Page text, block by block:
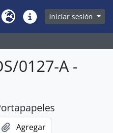
Idioma Enlaces rápidos
Iniciar sesión
0127-A -
Agregar